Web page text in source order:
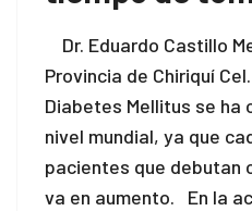
Dr. Eduardo Castillo
Provincia de Chiriquí
Diabetes Mellitus se ha
nivel mundial, ya que
pacientes que debutan
va en aumento. En la